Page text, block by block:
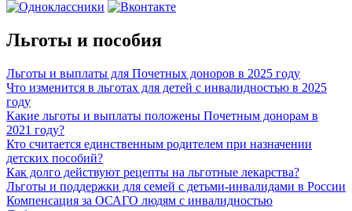
Льготы и пособия
Льготы и выплаты для Почетных доноров в 2025 году
Что изменится в льготах для детей с инвалидностью в 2025
году
Какие льготы и выплаты положены Почетным донорам в
2021 году?
Кто считается единственным родителем при назначении
детских пособий?
Как долго действуют рецепты на льготные лекарства?
Льготы и поддержки для семей с детьми-инвалидами в России
Компенсация за ОСАГО людям с инвалидностью